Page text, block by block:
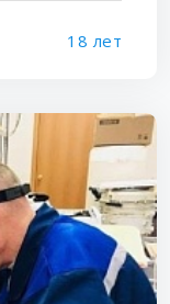
18 лет